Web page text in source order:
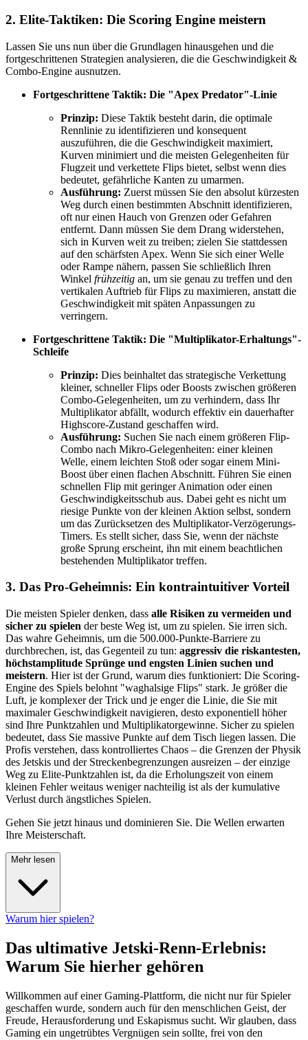
2. Elite-Taktiken: Die Scoring Engine meistern
Lassen Sie uns nun über die Grundlagen hinausgehen und die
fortgeschrittenen Strategien analysieren, die die Geschwindigkeit &
Combo-Engine ausnutzen.
Fortgeschrittene Taktik: Die "Apex Predator"-Linie
Prinzip: Diese Taktik besteht darin, die optimale
Rennlinie zu identifizieren und konsequent
auszuführen, die die Geschwindigkeit maximiert,
Kurven minimiert und die meisten Gelegenheiten für
Flugzeit und verkettete Flips bietet, selbst wenn dies
bedeutet, gefährliche Kanten zu umarmen.
Ausführung: Zuerst müssen Sie den absolut kürzesten
Weg durch einen bestimmten Abschnitt identifizieren,
oft nur einen Hauch von Grenzen oder Gefahren
entfernt. Dann müssen Sie dem Drang widerstehen,
sich in Kurven weit zu treiben; zielen Sie stattdessen
auf den schärfsten Apex. Wenn Sie sich einer Welle
oder Rampe nähern, passen Sie schließlich Ihren
Winkel frühzeitig an, um sie genau zu treffen und den
vertikalen Auftrieb für Flips zu maximieren, anstatt die
Geschwindigkeit mit späten Anpassungen zu
verringern.
Fortgeschrittene Taktik: Die "Multiplikator-Erhaltungs"-
Schleife
Prinzip: Dies beinhaltet das strategische Verkettung
kleiner, schneller Flips oder Boosts zwischen größeren
Combo-Gelegenheiten, um zu verhindern, dass Ihr
Multiplikator abfällt, wodurch effektiv ein dauerhafter
Highscore-Zustand geschaffen wird.
Ausführung: Suchen Sie nach einem größeren Flip-
Combo nach Mikro-Gelegenheiten: einer kleinen
Welle, einem leichten Stoß oder sogar einem Mini-
Boost über einen flachen Abschnitt. Führen Sie einen
schnellen Flip mit geringer Animation oder einen
Geschwindigkeitsschub aus. Dabei geht es nicht um
riesige Punkte von der kleinen Aktion selbst, sondern
um das Zurücksetzen des Multiplikator-Verzögerungs-
Timers. Es stellt sicher, dass Sie, wenn der nächste
große Sprung erscheint, ihn mit einem beachtlichen
bestehenden Multiplikator treffen.
3. Das Pro-Geheimnis: Ein kontraintuitiver Vorteil
Die meisten Spieler denken, dass alle Risiken zu vermeiden und
sicher zu spielen der beste Weg ist, um zu spielen. Sie irren sich.
Das wahre Geheimnis, um die 500.000-Punkte-Barriere zu
durchbrechen, ist, das Gegenteil zu tun: aggressiv die riskantesten,
höchstamplitude Sprünge und engsten Linien suchen und
meistern. Hier ist der Grund, warum dies funktioniert: Die Scoring-
Engine des Spiels belohnt "waghalsige Flips" stark. Je größer die
Luft, je komplexer der Trick und je enger die Linie, die Sie mit
maximaler Geschwindigkeit navigieren, desto exponentiell höher
sind Ihre Punktzahlen und Multiplikatorgewinne. Sicher zu spielen
bedeutet, dass Sie massive Punkte auf dem Tisch liegen lassen. Die
Profis verstehen, dass kontrolliertes Chaos – die Grenzen der Physik
des Jetskis und der Streckenbegrenzungen ausreizen – der einzige
Weg zu Elite-Punktzahlen ist, da die Erholungszeit von einem
kleinen Fehler weitaus weniger nachteilig ist als der kumulative
Verlust durch ängstliches Spielen.
Gehen Sie jetzt hinaus und dominieren Sie. Die Wellen erwarten
Ihre Meisterschaft.
Mehr lesen
Warum hier spielen?
Das ultimative Jetski-Renn-Erlebnis:
Warum Sie hierher gehören
Willkommen auf einer Gaming-Plattform, die nicht nur für Spieler
geschaffen wurde, sondern auch für den menschlichen Geist, der
Freude, Herausforderung und Eskapismus sucht. Wir glauben, dass
Gaming ein ungetrübtes Vergnügen sein sollte, frei von den